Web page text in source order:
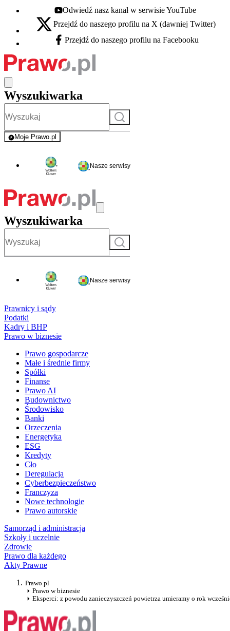
Youtube - otwiera się w nowej karcie
Odwiedź nasz kanał w serwisie YouTube
X - otwiera się w nowej karcie
Przejdź do naszego profilu na X (dawniej Twitter)
Facebook - otwiera się w nowej karcie
Przejdź do naszego profilu na Facebooku
Wyszukiwarka
Szukaj
Moje Prawo.pl
- rejestracja i logowanie do serwisu
Nasze serwisy
Wyszukiwarka
Szukaj
Nasze serwisy
Prawnicy i sądy
Podatki
Kadry i BHP
Prawo w biznesie
Prawo gospodarcze
Małe i średnie firmy
Spółki
Finanse
Prawo AI
Budownictwo
Środowisko
Banki
Orzeczenia
Energetyka
ESG
Kredyty
Cło
Deregulacja
Cyberbezpieczeństwo
Franczyza
Nowe technologie
Prawo autorskie
Samorząd i administracja
Szkoły i uczelnie
Zdrowie
Prawo dla każdego
Akty Prawne
Prawo.pl
Prawo w biznesie
Eksperci: z powodu zanieczyszczeń powietrza umieramy o rok